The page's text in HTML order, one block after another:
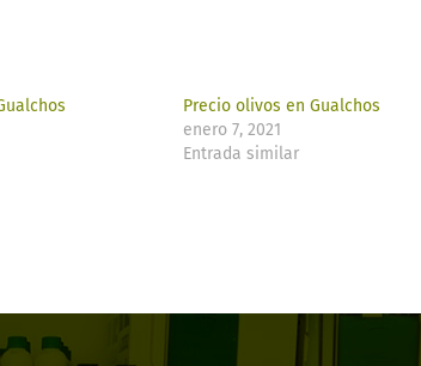
Precio olivos en Gualchos
enero 7, 2021
Entrada similar